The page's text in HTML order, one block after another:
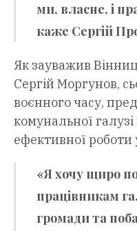
ми, власне, і
каже Сергій
Як зауважив
Сергій Моргунов,
воєнного часу,
комунальної
ефективної роботи
«Я хочу щиро
працівникам
громади та